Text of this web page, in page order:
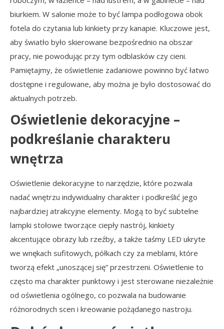
biurkiem. W salonie może to być lampa podłogowa obok
fotela do czytania lub kinkiety przy kanapie. Kluczowe jest,
aby światło było skierowane bezpośrednio na obszar
pracy, nie powodując przy tym odblasków czy cieni.
Pamiętajmy, że oświetlenie zadaniowe powinno być łatwo
dostępne i regulowane, aby można je było dostosować do
aktualnych potrzeb.
Oświetlenie dekoracyjne –
podkreślanie charakteru
wnętrza
Oświetlenie dekoracyjne to narzędzie, które pozwala
nadać wnętrzu indywidualny charakter i podkreślić jego
najbardziej atrakcyjne elementy. Mogą to być subtelne
lampki stołowe tworzące ciepły nastrój, kinkiety
akcentujące obrazy lub rzeźby, a także taśmy LED ukryte
we wnękach sufitowych, półkach czy za meblami, które
tworzą efekt „unoszącej się” przestrzeni. Oświetlenie to
często ma charakter punktowy i jest sterowane niezależnie
od oświetlenia ogólnego, co pozwala na budowanie
różnorodnych scen i kreowanie pożądanego nastroju.